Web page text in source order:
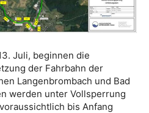
Juli, beginnen die
der Fahrbahn der
Langenbrombach und Bad
werden unter Vollsperrung
bis Anfang